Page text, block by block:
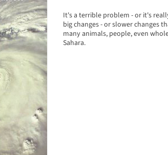
It's a terrible problem - or it's
big changes - or slower changes
many animals, people, even
Sahara.